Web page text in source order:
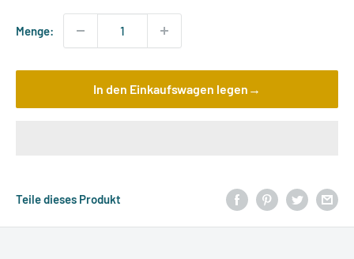
Menge:
In den Einkaufswagen legen→
Teile dieses Produkt